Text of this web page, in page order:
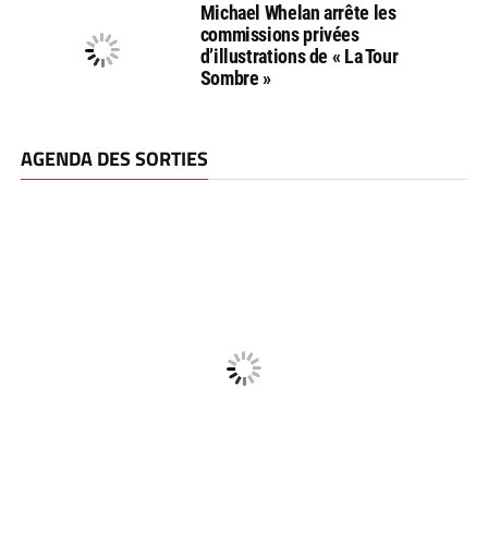
Michael Whelan arrête les
commissions privées
d’illustrations de « La Tour
Sombre »
AGENDA DES SORTIES